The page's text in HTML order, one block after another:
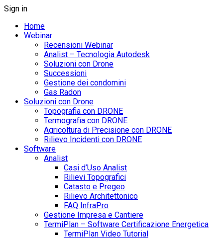
Sign in
Home
Webinar
Recensioni Webinar
Analist – Tecnologia Autodesk
Soluzioni con Drone
Successioni
Gestione dei condomini
Gas Radon
Soluzioni con Drone
Topografia con DRONE
Termografia con DRONE
Agricoltura di Precisione con DRONE
Rilievo Incidenti con DRONE
Software
Analist
Casi d’Uso Analist
Rilievi Topografici
Catasto e Pregeo
Rilievo Architettonico
FAQ InfraPro
Gestione Impresa e Cantiere
TermiPlan – Software Certificazione Energetica
TermiPlan Video Tutorial